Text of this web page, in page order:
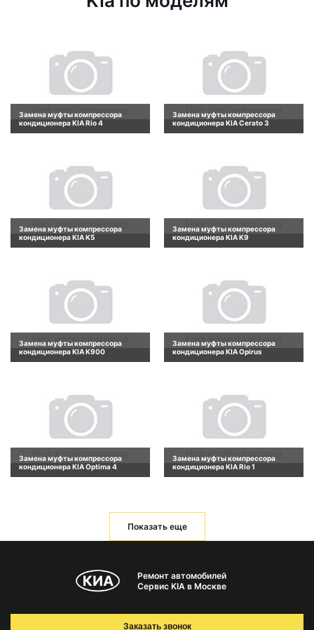
Замена муфты компрессора
кондиционера KIA Rio 4
Замена муфты компрессора
кондиционера KIA Cerato 3
Замена муфты компрессора
кондиционера KIA K5
Замена муфты компрессора
кондиционера KIA K9
Замена муфты компрессора
кондиционера KIA K900
Замена муфты компрессора
кондиционера KIA Opirus
Замена муфты компрессора
кондиционера KIA Optima 4
Замена муфты компрессора
кондиционера KIA Rio 1
Показать еще
Ремонт автомобилей
Сервис KIA в Москве
Заказать звонок